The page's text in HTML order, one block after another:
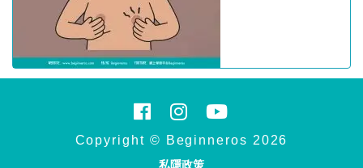
Copyright © Beginneros 2026
私隱政策